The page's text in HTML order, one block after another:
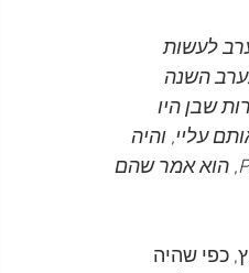
לעשות
השנה
שבן היו
עליי, והיה
אומר לי שהוא כתב אותם בשבילי. לגבי שני שירים, Love of the Loved ו-P.S. I Love You, הוא אמר שהם
כפי שהיה